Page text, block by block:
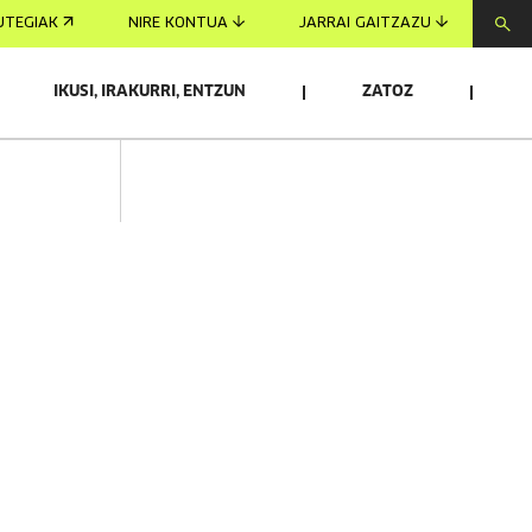
NIRE KONTUA JARRAI GAITZAZU
IKUSI, IRAKURRI, ENTZUN ZATOZ